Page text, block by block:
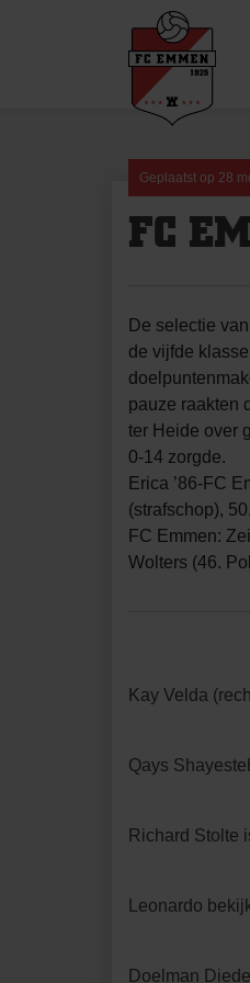
Geplaatst op 28
FC
De selectie
de vijfde
pauze raakten
ter Heide over
0-14 zorgde.
Erica ’86-FC
(strafschop),
FC Emmen:
Wolters (46.
Kay Velda
Qays
Richard Stolte
Leonardo
Doelman